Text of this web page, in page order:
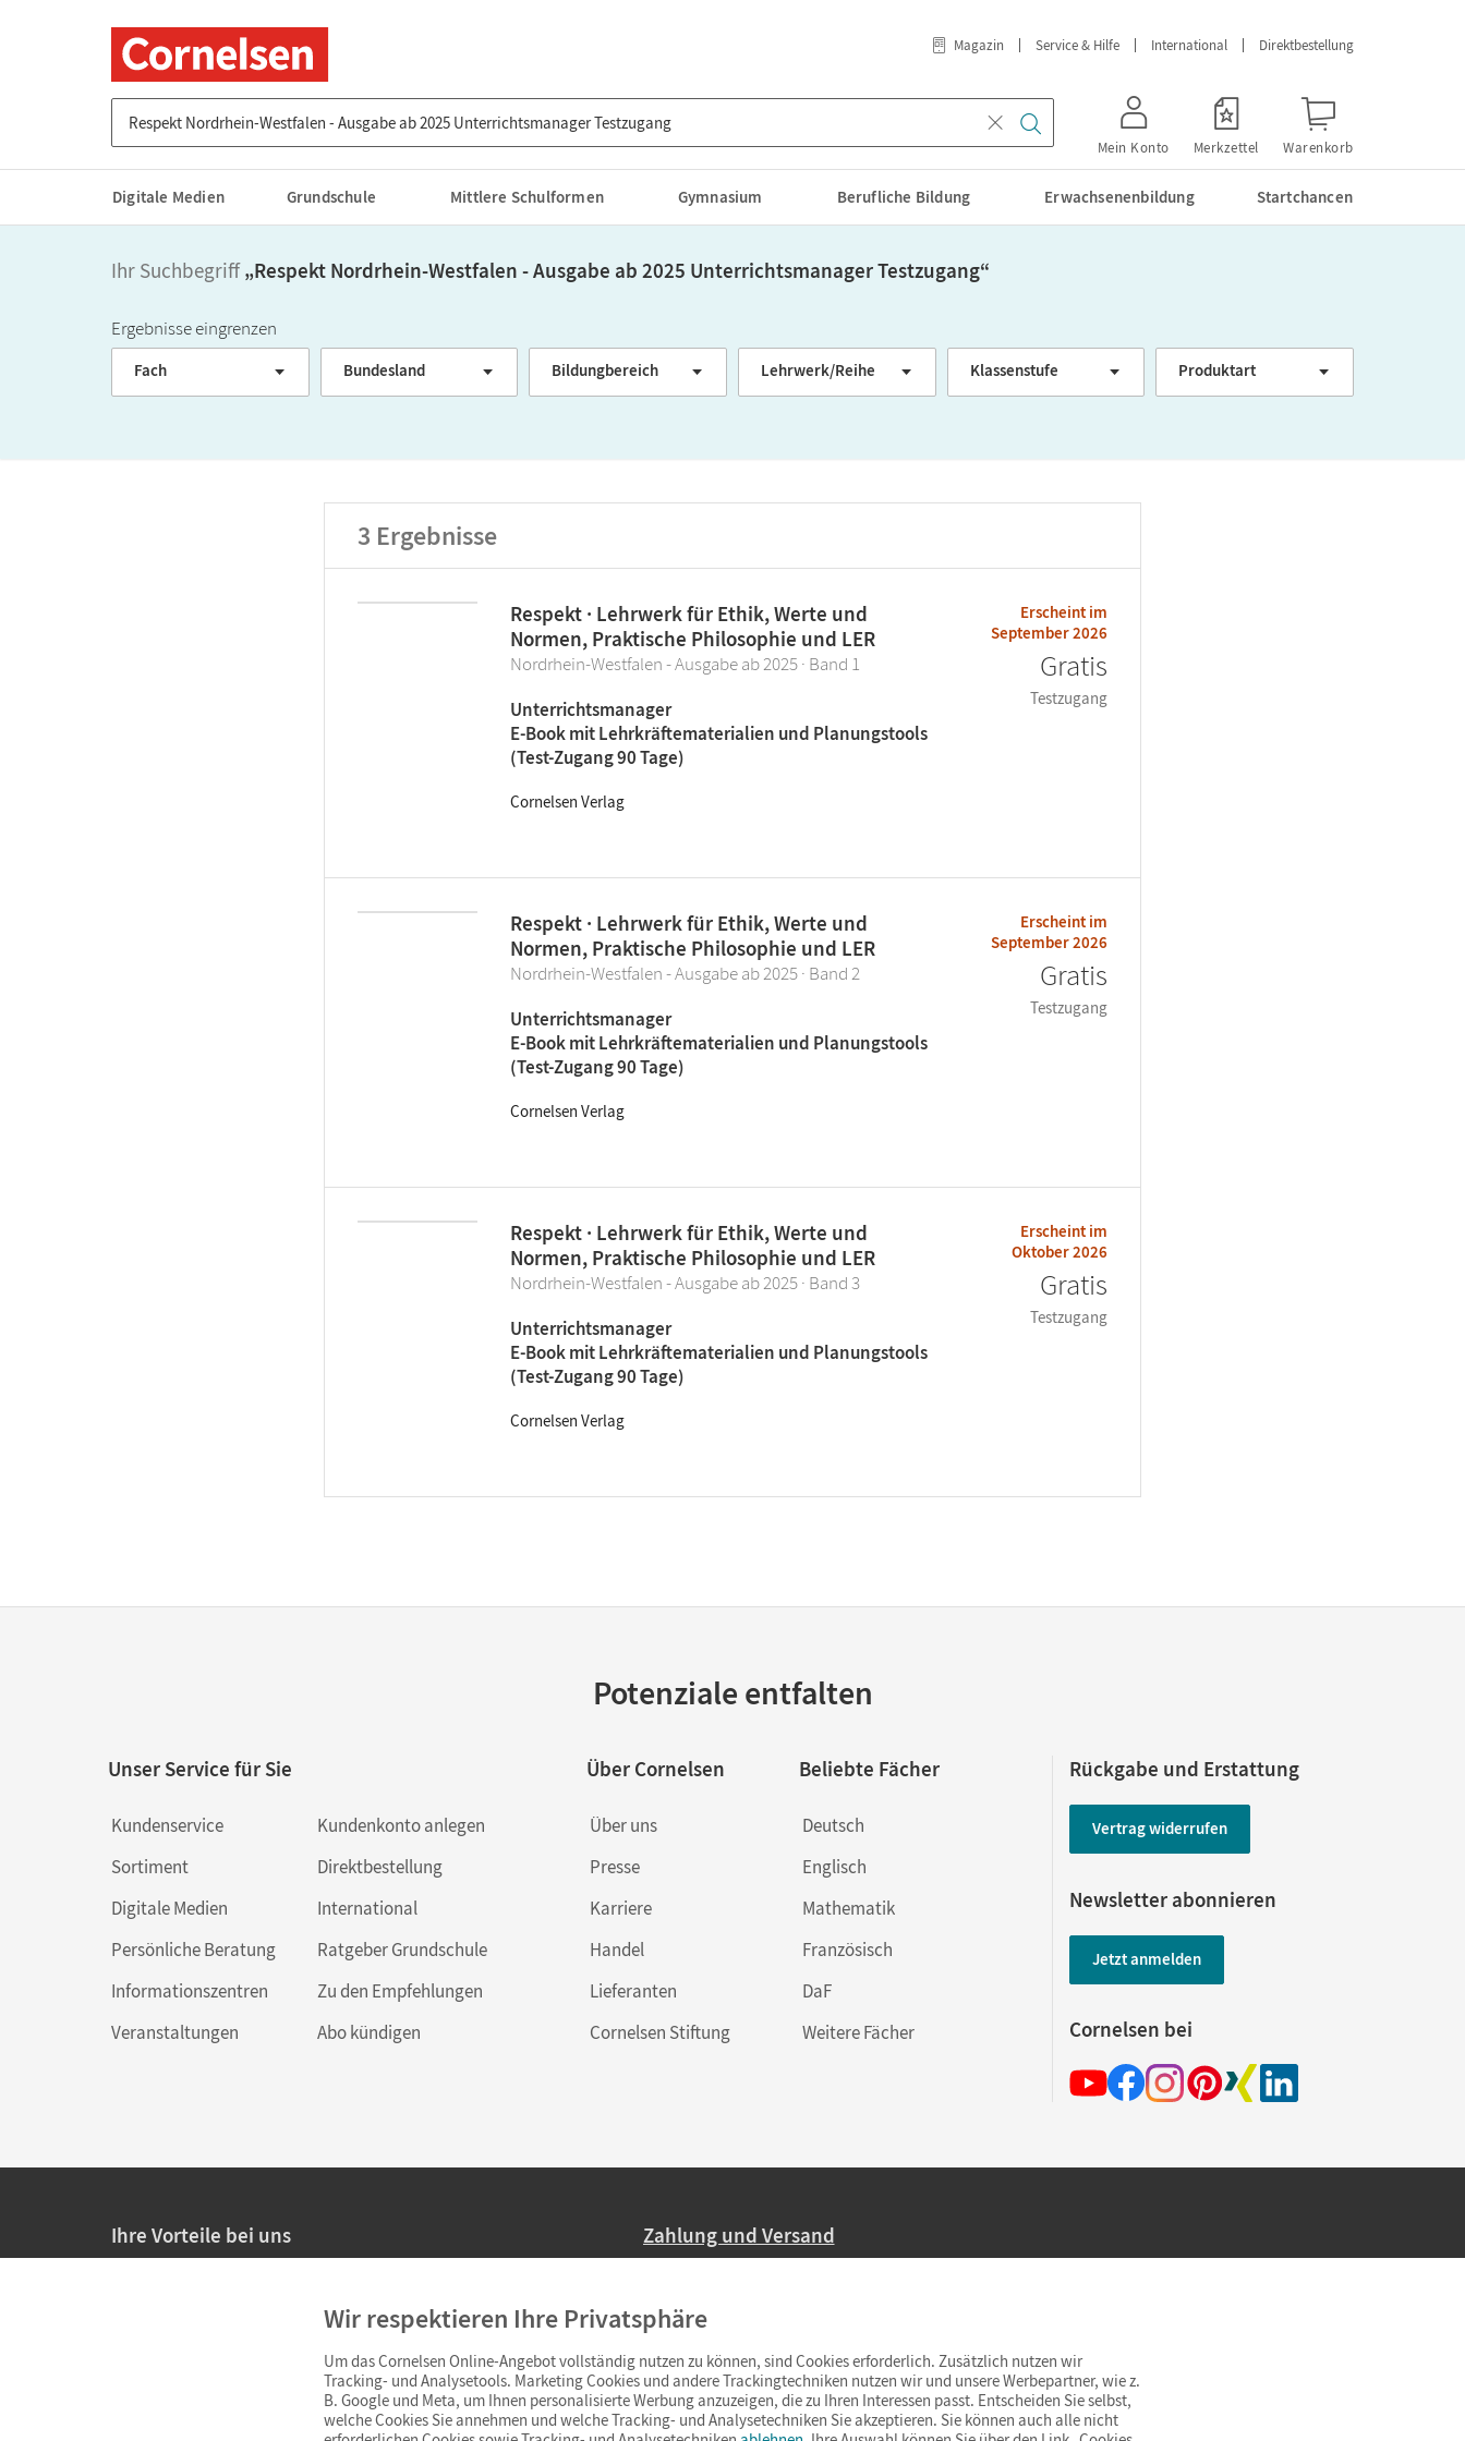
Magazin Service & Hilfe International Direktbestellung
Mein Konto Merkzettel Warenkorb
Digitale Medien Grundschule Mittlere Schulformen Gymnasium Berufliche Bildung Erwachsenenbildung Startchancen
Ihr Suchbegriff „Respekt Nordrhein-Westfalen - Ausgabe ab 2025 Unterrichtsmanager Testzugang“
Ergebnisse eingrenzen
Fach Bundesland Bildungbereich Lehrwerk/Reihe Klassenstufe Produktart
3 Ergebnisse
Respekt · Lehrwerk für Ethik, Werte und
Normen, Praktische Philosophie und LER
Nordrhein-Westfalen - Ausgabe ab 2025 · Band 1
Unterrichtsmanager
E-Book mit Lehrkräftematerialien und Planungstools
(Test-Zugang 90 Tage)
Cornelsen Verlag
Erscheint im
September 2026
Gratis
Testzugang
Respekt · Lehrwerk für Ethik, Werte und
Normen, Praktische Philosophie und LER
Nordrhein-Westfalen - Ausgabe ab 2025 · Band 2
Unterrichtsmanager
E-Book mit Lehrkräftematerialien und Planungstools
(Test-Zugang 90 Tage)
Cornelsen Verlag
Erscheint im
September 2026
Gratis
Testzugang
Respekt · Lehrwerk für Ethik, Werte und
Normen, Praktische Philosophie und LER
Nordrhein-Westfalen - Ausgabe ab 2025 · Band 3
Unterrichtsmanager
E-Book mit Lehrkräftematerialien und Planungstools
(Test-Zugang 90 Tage)
Cornelsen Verlag
Erscheint im
Oktober 2026
Gratis
Testzugang
Potenziale entfalten
Unser Service für Sie
Kundenservice
Sortiment
Digitale Medien
Persönliche Beratung
Informationszentren
Veranstaltungen
Kundenkonto anlegen
Direktbestellung
International
Ratgeber Grundschule
Zu den Empfehlungen
Abo kündigen
Über Cornelsen
Über uns
Presse
Karriere
Handel
Lieferanten
Cornelsen Stiftung
Beliebte Fächer
Deutsch
Englisch
Mathematik
Französisch
DaF
Weitere Fächer
Rückgabe und Erstattung
Vertrag widerrufen
Newsletter abonnieren
Jetzt anmelden
Cornelsen bei
Ihre Vorteile bei uns
Persönliche Angebote für Lehrkräfte
Sicheres Einkaufen mit SSL-Verschlüsselung
Widerrufsfristvon 4 Wochen
Zahlung und Versand
Ab 59,– EUR Bestellwert liefern wir versandkostenfrei innerhalb Deutschlands
(Lieferung in 3–6 Tagen).
Wir respektieren Ihre Privatsphäre
Um das Cornelsen Online-Angebot vollständig nutzen zu können, sind Cookies erforderlich. Zusätzlich nutzen wir
Tracking- und Analysetools. Marketing Cookies und andere Trackingtechniken nutzen wir und unsere Werbepartner, wie z.
B. Google und Meta, um Ihnen personalisierte Werbung anzuzeigen, die zu Ihren Interessen passt. Entscheiden Sie selbst,
welche Cookies Sie annehmen und welche Tracking- und Analysetechniken Sie akzeptieren. Sie können auch alle nicht